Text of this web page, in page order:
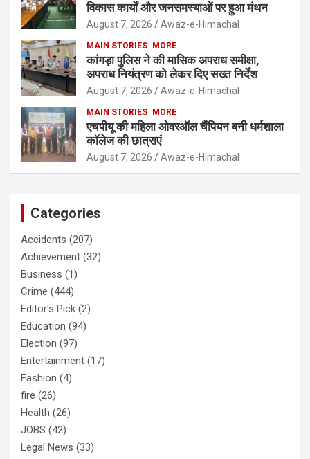
विकास कार्यों और जनसमस्याओं पर हुआ मंथन
August 7, 2026 Awaz-e-Himachal
MAIN STORIES MORE
कांगड़ा पुलिस ने की मासिक अपराध समीक्षा,
अपराध नियंत्रण को लेकर दिए सख्त निर्देश
August 7, 2026 Awaz-e-Himachal
MAIN STORIES MORE
एचपीयू की महिला ओवरऑल चैंपियन बनी धर्मशाला
कॉलेज की छात्राएं
August 7, 2026 Awaz-e-Himachal
Categories
Accidents (207)
Achievement (32)
Business (1)
Crime (444)
Editor's Pick (2)
Education (94)
Election (97)
Entertainment (17)
Fashion (4)
fire (26)
Health (26)
JOBS (42)
Legal News (33)